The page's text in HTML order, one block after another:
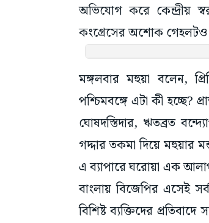
অভিযোগ করে কেন্দ্রীয়
কংগ্রেসের অশোক
মঙ্গলবার মহুয়া বলেন,
পশ্চিমবঙ্গে এটা কী হচ্ছে?
ঘোষদস্তিদার, ঋতব্রত
গদ্দার তকমা দিয়ে মহুয়ার
এ ব্যাপারে ঘরোয়া এক
বাংলায় বিজেপির এসেই
বিশিষ্ট ব্যক্তিদের